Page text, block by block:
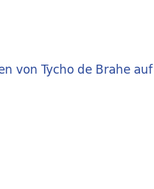
von Tycho de Brahe